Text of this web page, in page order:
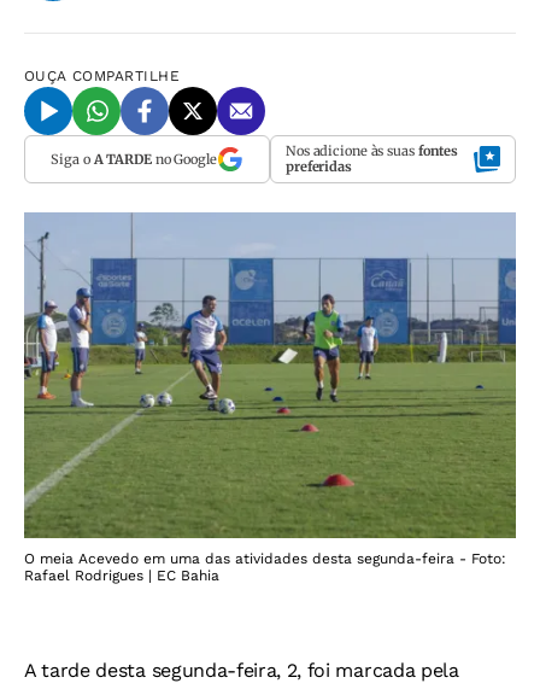
OUÇA COMPARTILHE
Siga o A TARDEno Google Nos adicione às suas fontes
preferidas
O meia Acevedo em uma das atividades desta segunda-feira - Foto:
Rafael Rodrigues | EC Bahia
A tarde desta segunda-feira, 2, foi marcada pela